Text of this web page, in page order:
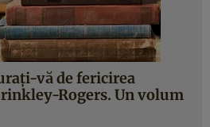
vă de fericirea
Rogers. Un volum